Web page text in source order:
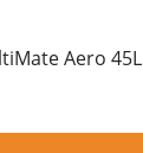
Aero 45L